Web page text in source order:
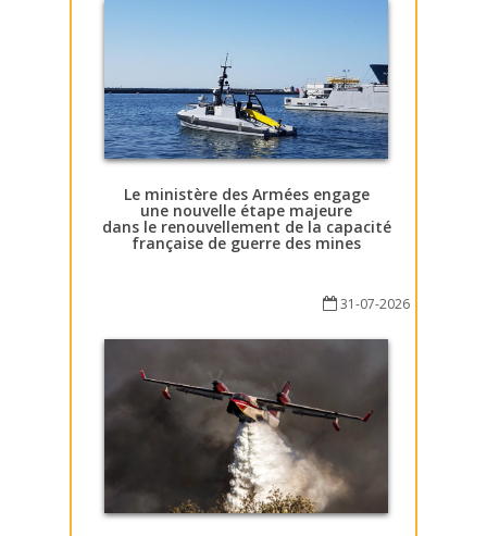
Le ministère des Armées engage
une nouvelle étape majeure
dans le renouvellement de la capacité
française de guerre des mines
31-07-2026